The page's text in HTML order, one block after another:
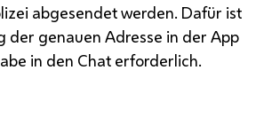
abgesendet werden. Dafür ist
der genauen Adresse in der App
in den Chat erforderlich.